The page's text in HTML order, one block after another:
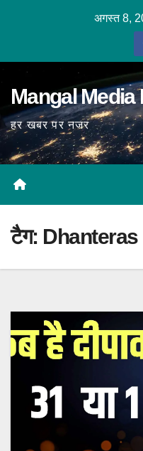
अगस्त 8,
Mangal Media
हर खबर पर नजर
टैग: Dhanteras